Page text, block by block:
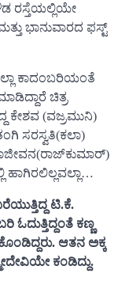
ರಸ್ತೆಯಲ್ಲಿಯೇ
ಭಾನುವಾರದ ಫಸ್ಟ್
ಕಾದಂಬರಿಯಂತೆ
ಚಿತ್ರ
ಕೇಶವ (ವಜ್ರಮುನಿ)
ಸರಸ್ವತಿ(ಕಲಾ)
ಹಾಗಿರಲಿಲ್ಲವಲ್ಲಾ…
ಟಿ.ಕೆ.
ಕಣ್ಣ
ಆತನ ಅಕ್ಕ
ಕಂಡಿದ್ದು.